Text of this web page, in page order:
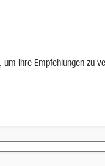
um Ihre Empfehlungen zu